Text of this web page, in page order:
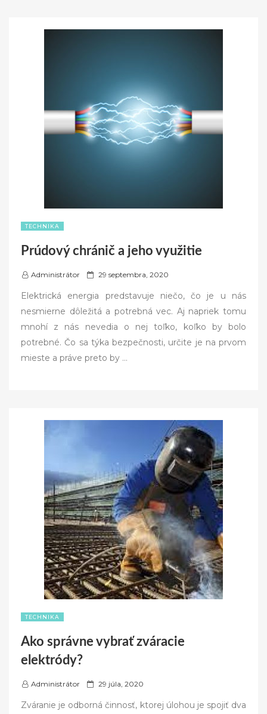
TECHNIKA
Prúdový chránič a jeho využitie
Administrátor
P
t
e
d
o
29 septembra, 2020
Elektrická energia predstavuje niečo, čo je u nás
nesmierne dôležitá a potrebná vec. Aj napriek tomu
mnohí z nás nevedia o nej toľko, koľko by bolo
potrebné. Čo sa týka bezpečnosti, určite je na prvom
mieste a práve preto by …
TECHNIKA
Ako správne vybrať zváracie
elektródy?
Administrátor
P 29 júla, 2020
Zváranie je odborná činnosť, ktorej úlohou je spojiť dva